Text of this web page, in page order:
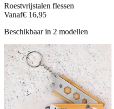
Roestvrijstalen flessen
Vanaf€ 16,95
Beschikbaar in 2 modellen